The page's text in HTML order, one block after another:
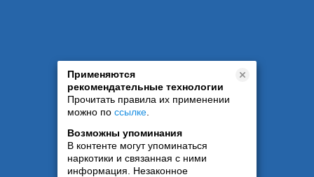
Применяются
рекомендательные технологии
Прочитать правила их применении
можно по ссылке
Возможны упоминания
В контенте могут упоминаться
наркотики и связанная с ними
информация. Незаконное